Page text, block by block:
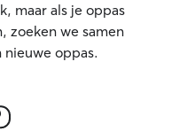
maar als je oppas
zoeken we samen
nieuwe oppas.